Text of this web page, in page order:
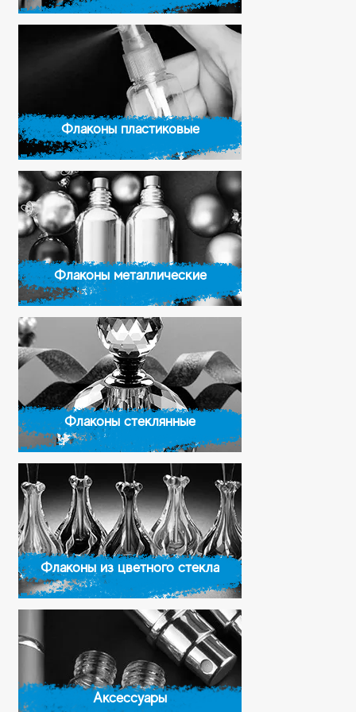
Флаконы пластиковые
Флаконы металлические
Флаконы стеклянные
Флаконы из цветного стекла
Аксессуары